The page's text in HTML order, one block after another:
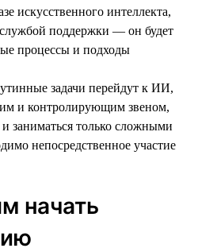
искусственного интеллекта,
поддержки — он будет
процессы и подходы
задачи перейдут к ИИ,
и контролирующим звеном,
заниматься только сложными
непосредственное участие
начать